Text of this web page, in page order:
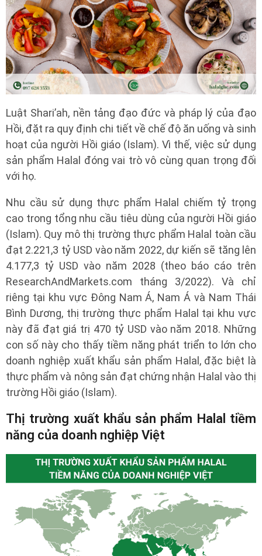
Luật Shari’ah, nền tảng đạo đức và pháp lý của đạo
Hồi, đặt ra quy định chi tiết về chế độ ăn uống và sinh
hoạt của người Hồi giáo (Islam). Vì thế, việc sử dụng
sản phẩm Halal đóng vai trò vô cùng quan trọng đối
với họ.
Nhu cầu sử dụng thực phẩm Halal chiếm tỷ trọng
cao trong tổng nhu cầu tiêu dùng của người Hồi giáo
(Islam). Quy mô thị trường thực phẩm Halal toàn cầu
đạt 2.221,3 tỷ USD vào năm 2022, dự kiến ​​sẽ tăng lên
4.177,3 tỷ USD vào năm 2028 (theo báo cáo trên
ResearchAndMarkets.com tháng 3/2022). Và chỉ
riêng tại khu vực Đông Nam Á, Nam Á và Nam Thái
Bình Dương, thị trường thực phẩm Halal tại khu vực
này đã đạt giá trị 470 tỷ USD vào năm 2018. Những
con số này cho thấy tiềm năng phát triển to lớn cho
doanh nghiệp xuất khẩu sản phẩm Halal, đặc biệt là
thực phẩm và nông sản đạt chứng nhận Halal vào thị
trường Hồi giáo (Islam).
Thị trường xuất khẩu sản phẩm Halal tiềm
năng của doanh nghiệp Việt